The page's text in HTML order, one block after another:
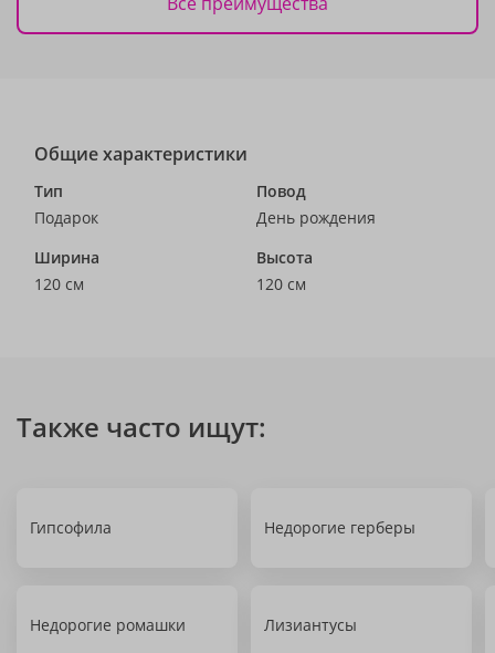
Общие характеристики
Тип
Подарок
Повод
День рождения
Ширина
120 см
Высота
120 см
Также часто ищут:
Гипсофила Недорогие герберы
Недорогие ромашки Лизиантусы